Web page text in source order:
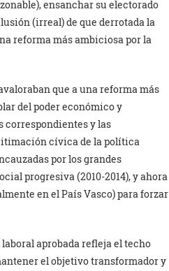
ensanchar su electorado
(irreal) de que derrotada la
reforma más ambiciosa por la
que a una reforma más
del poder económico y
correspondientes y las
cívica de la política
por los grandes
progresiva (2010-2014), y ahora
en el País Vasco) para forzar
aprobada refleja el techo
el objetivo transformador y